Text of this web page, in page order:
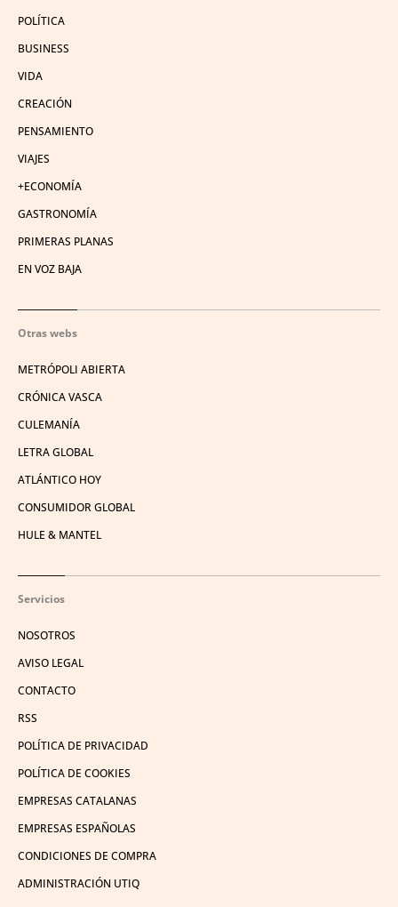
POLÍTICA
BUSINESS
VIDA
CREACIÓN
PENSAMIENTO
VIAJES
+ECONOMÍA
GASTRONOMÍA
PRIMERAS PLANAS
EN VOZ BAJA
Otras webs
METRÓPOLI ABIERTA
CRÓNICA VASCA
CULEMANÍA
LETRA GLOBAL
ATLÁNTICO HOY
CONSUMIDOR GLOBAL
HULE & MANTEL
Servicios
NOSOTROS
AVISO LEGAL
CONTACTO
RSS
POLÍTICA DE PRIVACIDAD
POLÍTICA DE COOKIES
EMPRESAS CATALANAS
EMPRESAS ESPAÑOLAS
CONDICIONES DE COMPRA
ADMINISTRACIÓN UTIQ